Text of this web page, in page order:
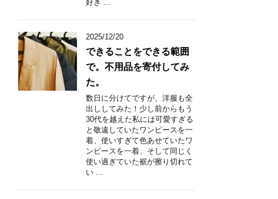
好き ...
2025/12/20
できることをできる範囲
で。不用品を寄付してみ
た。
数日に分けてですが、洋服も全
出ししてみた！少し前からもう
30代を越えた私には可愛すぎる
と敬遠していたワンピースを一
着、使いすぎて色あせていたワ
ンピースを一着、そして同じく
使い過ぎていた裾が擦り切れて
い ...